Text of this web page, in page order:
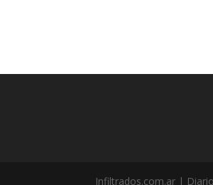
Infiltrados.com.ar |